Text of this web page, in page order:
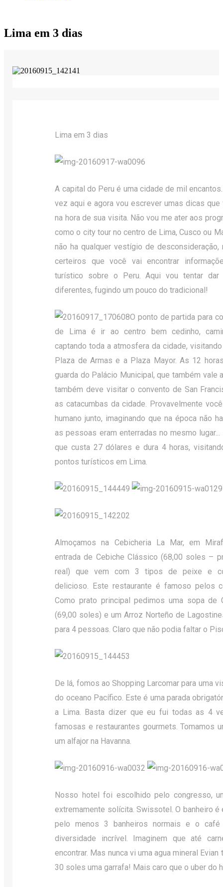
Lima em 3 dias
Lima em 3 dias
A capital do Peru é uma cidade de mil
vez aqui e agora vou escrever umas dicas
na hora de sua visita. Não vou me ater aos
como o city tour no centro de Lima, Cusco ou
não ha qualquer vestígio de
certeiros que você vai encontrar
turístico sobre o Peru. Aqui vou tentar dar
diferentes, fugindo um pouco do tradicional!
O ponto de partida para
de Lima é ir ao centro bem cedinho,
captando toda a atmosfera da cidade,
Plaza de Armas e a Plaza Mayor. As 12
guarda do Palácio Municipal, que também vale
também deve visitar o convento de San
as catacumbas da cidade. Provavelmente
humano junto, imaginando que na época não
as pessoas eram enterradas no mesmo
que custa 27 dólares e dura 4 horas,
pontos turísticos em Lima.
Almoçamos na Cebicheria La Mar, em
entrada de Cebiche Clássico (68,00 soles –
real) que vem com 3 tipos de peixe e
delicioso. Este restaurante é famoso pelos
Como prato principal pedimos uma sopa de
(69,00 soles) e um Arroz Norteño de
para 4 pessoas. Claro que não podia faltar o
De lá, fomos ao Shopping Larcomar para uma
do oceano Pacífico. Este é uma parada
a Lima. Basta dizer que eu fui todas as 4
famosas e restaurantes gourmets. Tomamos
um alfajor na Havanna.
Nosso hotel foi escolhido pelo congresso,
extremamente solícita. Swissotel. O banheiro é
pelo menos 3 banheiros normais e o café
diversidade incrível. Imaginem que até
encontrar. Mas nunca vi uma agua mineral Evian
30 soles uma garrafa! Mais caro que o uber do